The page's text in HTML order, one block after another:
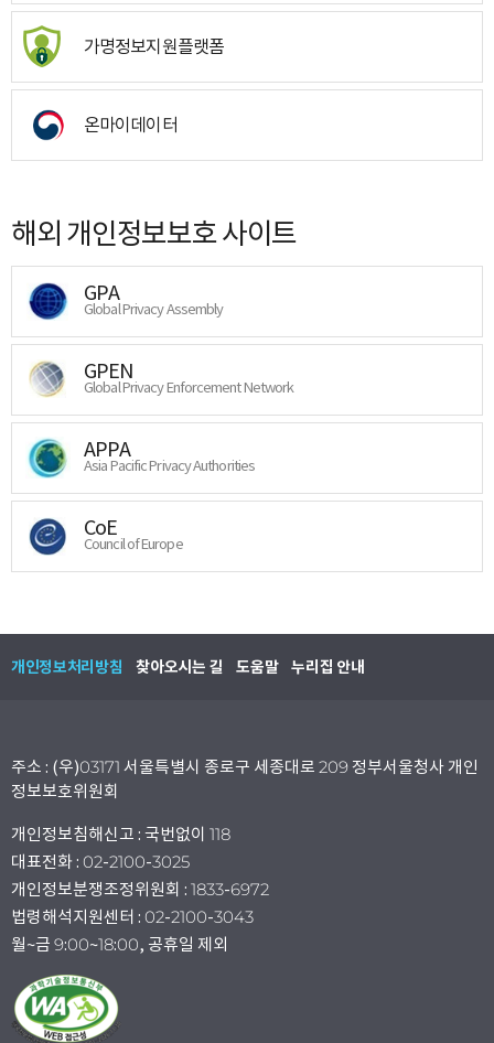
가명정보지원플랫폼
온마이데이터
해외 개인정보보호 사이트
GPA
Global Privacy Assembly
GPEN
Global Privacy Enforcement Network
APPA
Asia Pacific Privacy Authorities
CoE
Council of Europe
개인정보처리방침 찾아오시는 길 도움말 누리집 안내
주소 : (우)03171 서울특별시 종로구 세종대로 209 정부서울청사 개인
정보보호위원회
개인정보침해신고 : 국번없이 118
대표전화 : 02-2100-3025
개인정보분쟁조정위원회 : 1833-6972
법령해석지원센터 : 02-2100-3043
월~금 9:00~18:00, 공휴일 제외